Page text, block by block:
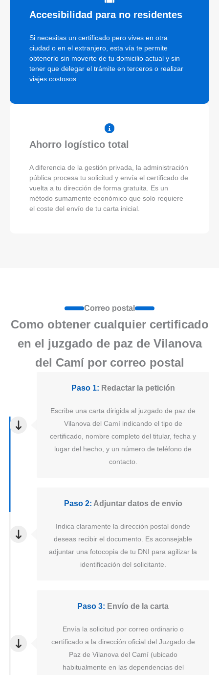
Accesibilidad para no residentes
Si necesitas un certificado pero vives en otra
ciudad o en el extranjero, esta vía te permite
obtenerlo sin moverte de tu domicilio actual y sin
tener que delegar el trámite en terceros o realizar
viajes costosos.
Ahorro logístico total
A diferencia de la gestión privada, la administración
pública procesa tu solicitud y envía el certificado de
vuelta a tu dirección de forma gratuita. Es un
método sumamente económico que solo requiere
el coste del envío de tu carta inicial.
Correo postal
Como obtener cualquier certificado
en el juzgado de paz de Vilanova
del Camí por correo postal
Paso 1: Redactar la petición
Escribe una carta dirigida al juzgado de paz de
Vilanova del Camí indicando el tipo de
certificado, nombre completo del titular, fecha y
lugar del hecho, y un número de teléfono de
contacto.
Paso 2: Adjuntar datos de envío
Indica claramente la dirección postal donde
deseas recibir el documento. Es aconsejable
adjuntar una fotocopia de tu DNI para agilizar la
identificación del solicitante.
Paso 3: Envío de la carta
Envía la solicitud por correo ordinario o
certificado a la dirección oficial del Juzgado de
Paz de Vilanova del Camí (ubicado
habitualmente en las dependencias del